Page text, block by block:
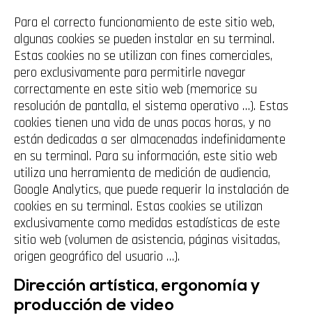
Para el correcto funcionamiento de este sitio web,
algunas cookies se pueden instalar en su terminal.
Estas cookies no se utilizan con fines comerciales,
pero exclusivamente para permitirle navegar
correctamente en este sitio web (memorice su
resolución de pantalla, el sistema operativo …). Estas
cookies tienen una vida de unas pocas horas, y no
están dedicadas a ser almacenadas indefinidamente
en su terminal. Para su información, este sitio web
utiliza una herramienta de medición de audiencia,
Google Analytics, que puede requerir la instalación de
cookies en su terminal. Estas cookies se utilizan
exclusivamente como medidas estadísticas de este
sitio web (volumen de asistencia, páginas visitadas,
origen geográfico del usuario …).
Dirección artística, ergonomía y
producción de video